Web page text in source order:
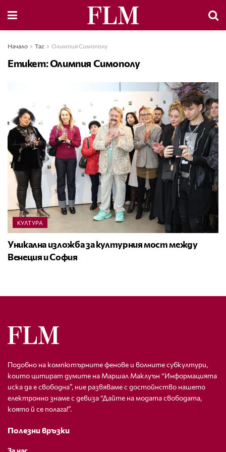
Начало Таг Олимпия Симополу
Етикет:Олимпия Симополу
КУЛТУРА
Уникална изложба за културния мост между
Венеция и София
Подобно на компютърните фенове и волните субкултури,
които цитират думите на Маршал Маклуън “Информацията
иска да е свободна”, ние развяваме с достойнство нашето
електронно знаме с девиза “Дайте на модата свободата,
която й се полага!”.
Полезни връзки
За нас